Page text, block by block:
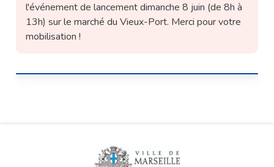
l'événement de lancement dimanche 8 juin (de 8h à
13h) sur le marché du Vieux-Port. Merci pour votre
mobilisation !